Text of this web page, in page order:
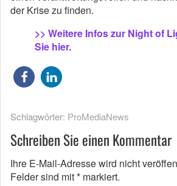
der Krise zu finden.
>> Weitere Infos zur Night of
Sie hier.
Schlagwörter: ProMediaNews
Schreiben Sie einen Kommentar
Ihre E-Mail-Adresse wird nicht
Felder sind mit* markiert.